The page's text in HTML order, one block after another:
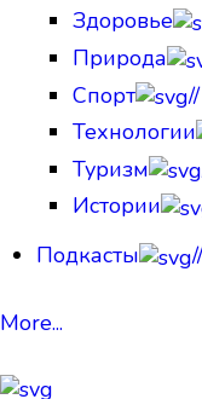
Здоровье
Природа
Спорт
//
Технологии
Туризм
Истории
Подкасты
//
More...